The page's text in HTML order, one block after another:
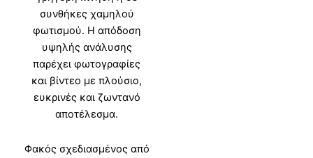
συνθήκες χαμηλού
φωτισμού. Η απόδοση
υψηλής ανάλυσης
παρέχει φωτογραφίες
και βίντεο με πλούσιο,
ευκρινές και ζωντανό
αποτέλεσμα.
Φακός σχεδιασμένος από